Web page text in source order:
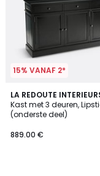
15% VANAF 2*
LA REDOUTE
Kast met 3 deuren,
(onderste deel)
889.00 €
3.9
/ 5